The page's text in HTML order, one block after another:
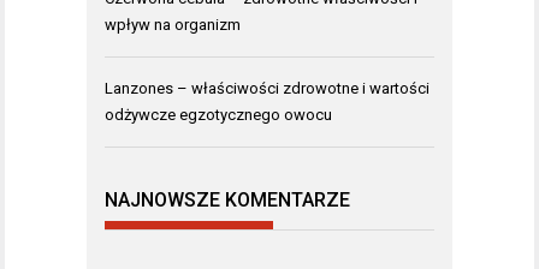
wpływ na organizm
Lanzones – właściwości zdrowotne i wartości
odżywcze egzotycznego owocu
NAJNOWSZE KOMENTARZE